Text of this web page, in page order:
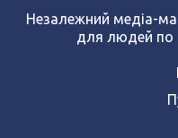
Незалежний медіа-
для людей по